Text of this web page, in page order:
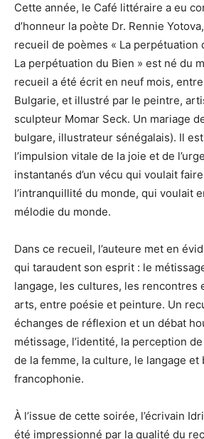
Cette année, le Café littéraire a eu
d’honneur la poète Dr. Rennie
recueil de poèmes « La perpétuation
La perpétuation du Bien » est né du
recueil a été écrit en neuf mois,
Bulgarie, et illustré par le peintre,
sculpteur Momar Seck. Un mariage
bulgare, illustrateur sénégalais). Il
l’impulsion vitale de la joie et de
instantanés d’un vécu qui voulait
l’intranquillité du monde, qui voulait
mélodie du monde.
Dans ce recueil, l’auteure met en
qui taraudent son esprit : le
langage, les cultures, les rencontres
arts, entre poésie et peinture. Un
échanges de réflexion et un débat
métissage, l’identité, la perception
de la femme, la culture, le langage et
francophonie.
À l’issue de cette soirée, l’écrivain
été impressionné par la qualité du